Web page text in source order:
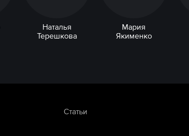
Наталья
Терешкова
Мария
Якименко
Статьи